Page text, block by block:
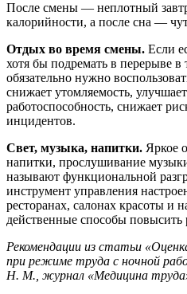
После смены — неплотный
калорийности, а после сна —
Отдых во время смены. Если
хотя бы подремать в перерыве
обязательно нужно
снижает утомляемость,
работоспособность, снижает
инцидентов.
Свет, музыка, напитки. Яркое
напитки, прослушивание
называют функциональной
инструмент управления
ресторанах, салонах красоты и
действенные способы повысить
Рекомендации из статьи
при режиме труда с ночной
Н. М., журнал «Медицина